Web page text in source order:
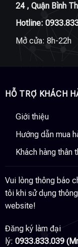
24 , Quận Bình
Hotline:
Mở cửa: 8h-22h
HỖ TRỢ KHÁCH
Giới thiệu
Hướng dẫn mua
Khách hàng thân
Vui lòng thông báo
tôi khi sử dụng
website!
Đăng ký làm đại
lý: 0933.833.039